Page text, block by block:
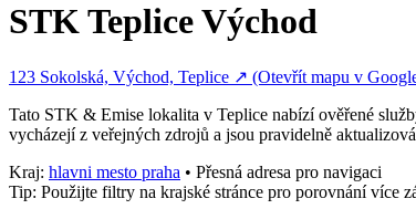
STK Teplice Východ
123 Sokolská, Východ, Teplice ↗ (Otevřít mapu v
Tato STK & Emise lokalita v Teplice nabízí ověřené
vycházejí z veřejných zdrojů a jsou pravidelně
Kraj: hlavni mesto praha • Přesná adresa pro navigaci
Tip: Použijte filtry na krajské stránce pro porovnání více